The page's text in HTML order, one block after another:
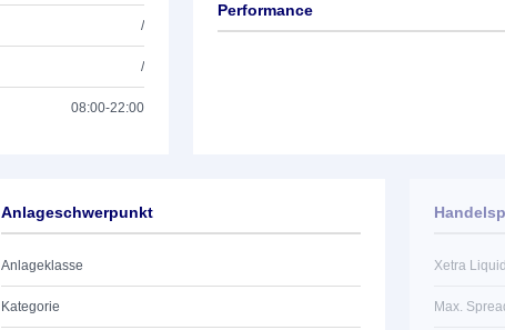
/
/
08:00-22:00
Performance
Anlageschwerpunkt
Anlageklasse
Kategorie
Xetra
Max.